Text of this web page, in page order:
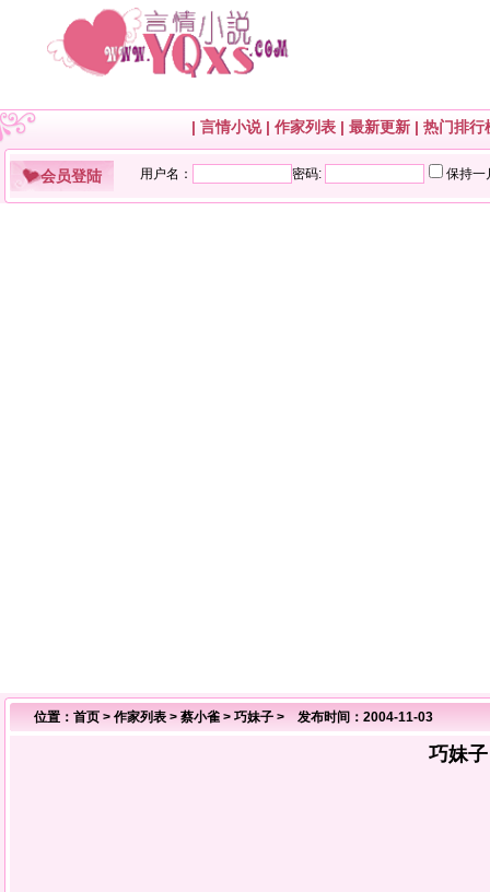
| 言情小说| 作家列表 | 最新更新 | 热门排行
会员登陆
位置： 首页 > 作家列表 > 蔡小雀 > 巧妹子 > 发布时间：2004-11-03
巧妹